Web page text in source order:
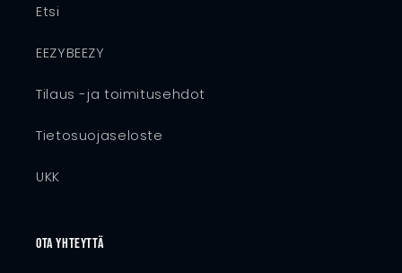
Etsi
EEZYBEEZY
Tilaus -ja toimitusehdot
Tietosuojaseloste
UKK
Ota yhteyttä